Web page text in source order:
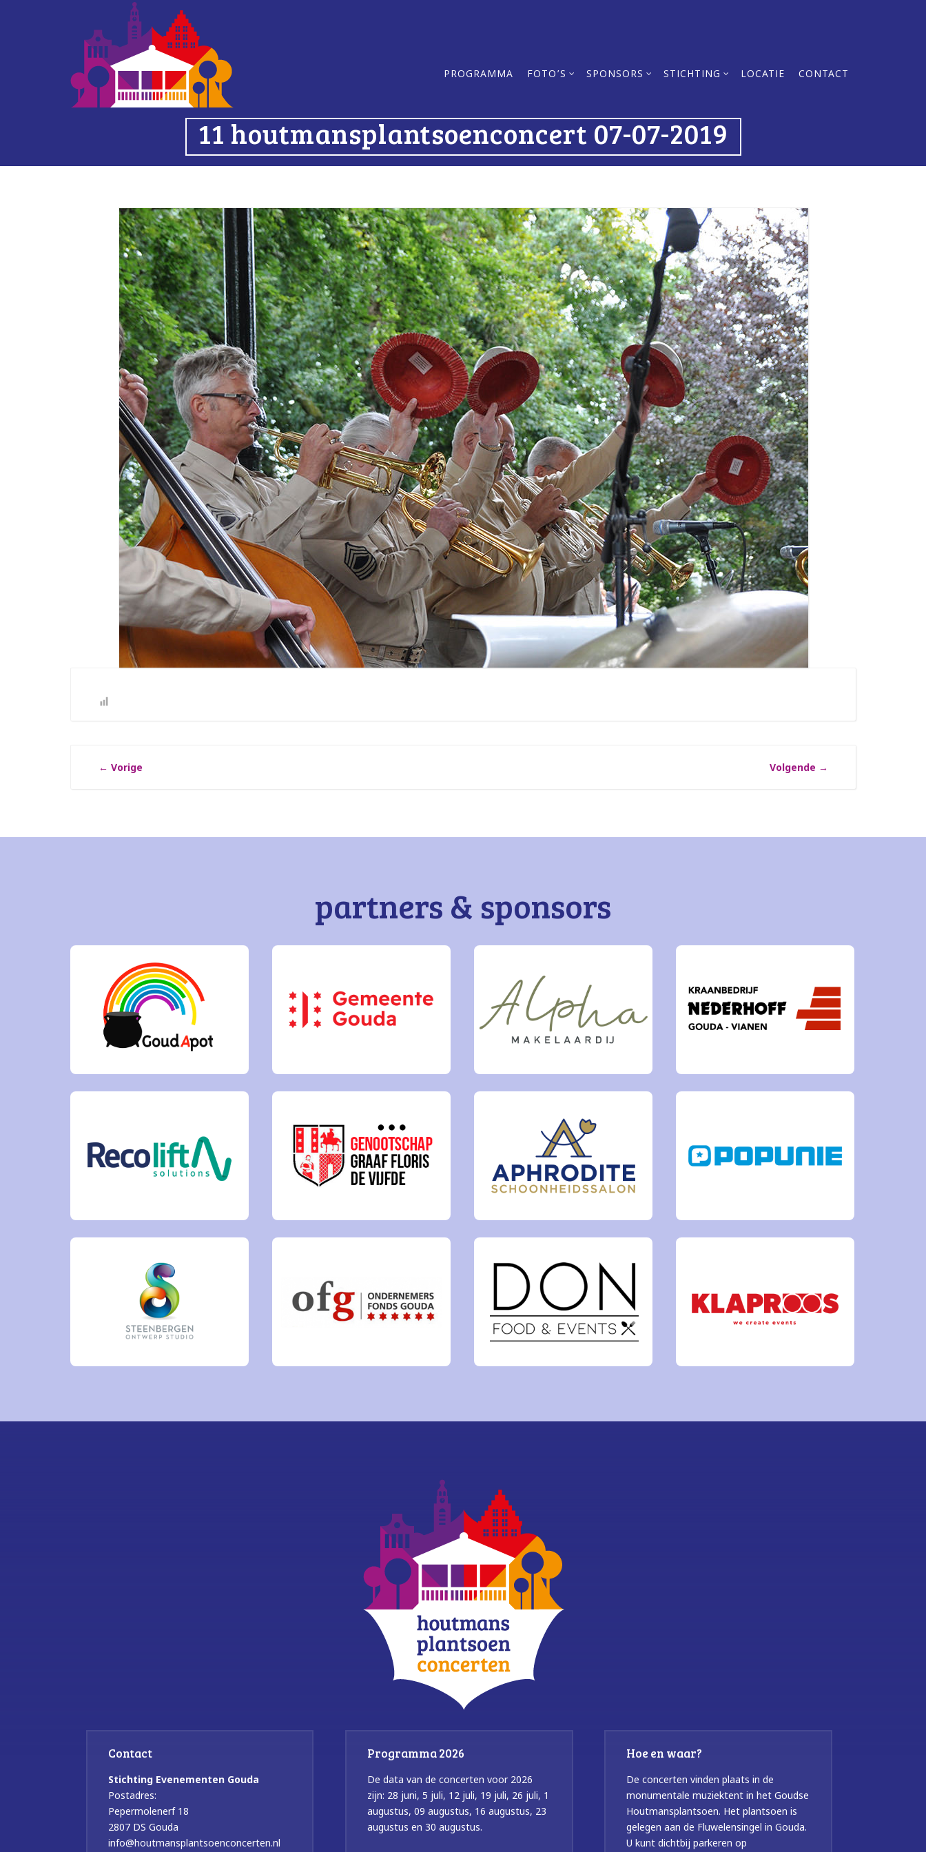
PROGRAMMA FOTO’S SPONSORS STICHTING LOCATIE CONTACT
11 houtmansplantsoenconcert 07-07-2019
← Vorige Volgende →
partners & sponsors
Contact
Stichting Evenementen Gouda
Postadres:
Pepermolenerf 18
2807 DS Gouda
info@houtmansplantsoenconcerten.nl
Programma 2026
De data van de concerten voor 2026
zijn: 28 juni, 5 juli, 12 juli, 19 juli, 26 juli, 1
augustus, 09 augustus, 16 augustus, 23
augustus en 30 augustus.
Hoe en waar?
De concerten vinden plaats in de
monumentale muziektent in het Goudse
Houtmansplantsoen. Het plantsoen is
gelegen aan de Fluwelensingel in Gouda.
U kunt dichtbij parkeren op